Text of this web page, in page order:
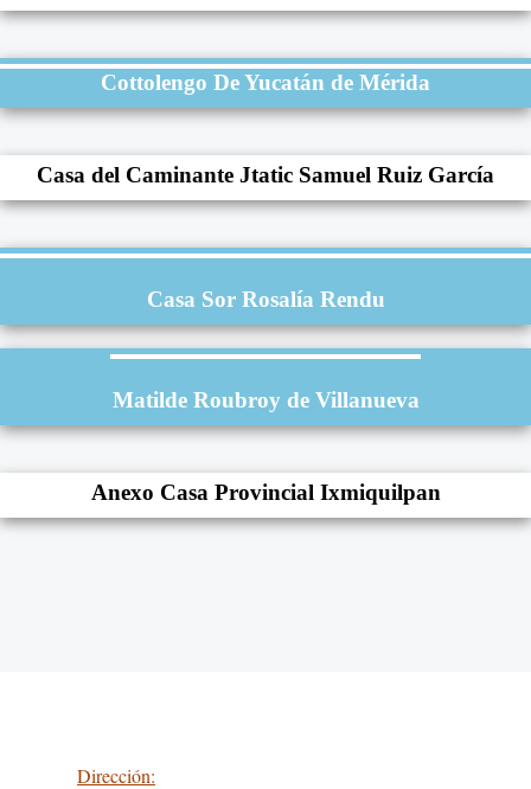
Cottolengo De Yucatán de Mérida
Casa del Caminante Jtatic Samuel Ruiz García
Casa Sor Rosalía Rendu
Matilde Roubroy de Villanueva
Anexo Casa Provincial Ixmiquilpan
Dirección: